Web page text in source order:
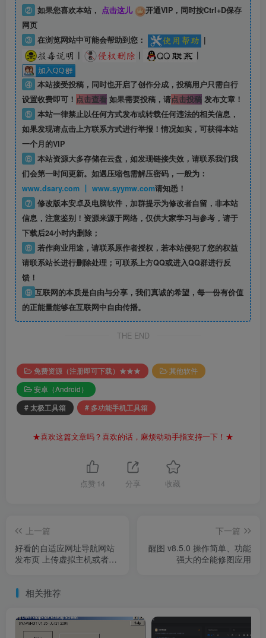
② 如果您喜欢本站， 点击这儿
开通VIP，同时按Ctrl+D保存
网页
③ 在浏览网站中可能会帮助到您：
|
|
| |
④ 本站接受投稿，同时也开启了创作分成，投稿用户只需自行
设置收费即可！ 点击查看如果需要投稿，请点击投稿发布文章！
⑤ 本站一律禁止以任何方式发布或转载任何违法的相关信息，
如果发现请点击上方联系方式进行举报！情况如实，可获得本站
一个月的VIP
⑥ 本站资源大多存储在云盘，如发现链接失效，请联系我们我
们会第一时间更新。如遇压缩包需解压密码，一般为：
www.dsary.com 丨 www.syymw.com请知悉！
⑦ 修改版本安卓及电脑软件，加群提示为修改者自留， 非本站
信息，注意鉴别！资源来源于网络，仅供大家学习与参考，请于
下载后24小时内删除；
⑧ 若作商业用途，请联系原作者授权，若本站侵犯了您的权益
请联系站长进行删除处理；可联系上方QQ或进入QQ群进行反
馈！
⑨ 互联网的本质是自由与分享，我们真诚的希望，每一份有价值
的正能量能够在互联网中自由传播。
THE END
免费资源（注册即可下载）★★★
其他软件
安卓（Android）
# 太极工具箱
# 多功能手机工具箱
★喜欢这篇文章吗？喜欢的话，麻烦动动手指支持一下！★
点赞 14 分享 收藏
上一篇
好看的自适应网址导航网站
发布页 上传虚拟主机或者宝
下一篇
醒图 v8.5.0 操作简单、功能
强大的全能修图应用
相关推荐